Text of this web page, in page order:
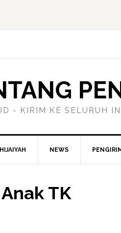
- KIRIM KE SELURUH
HIJAIYAH NEWS
TK